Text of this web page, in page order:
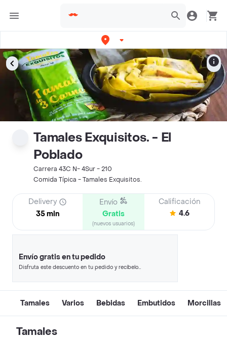
Tamales Exquisitos. - El
Poblado
Carrera 43C N- 4Sur - 210
Comida Típica - Tamales Exquisitos.
Delivery
35 min
Envío
Gratis
(nuevos usuarios)
Calificación
4.6
Envío gratis en tu pedido
Disfruta este descuento en tu pedido y recíbelo
Tamales Varios Bebidas Embutidos Morcillas
Tamales